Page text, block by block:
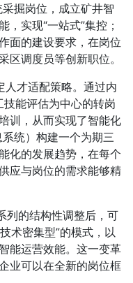
掘岗位，成立矿井智
实现“一站式”集控；
面的建设要求，在岗位
区调度员等创新职位。
人才适配策略。通过内
能评估为中心的转岗
训，从而实现了智能化
统）构建一个为期三
化的发展趋势，在每个
应与岗位的需求能够精
列的结构性调整后，可
术密集型”的模式，以
能运营效能。这一变革
业可以在全新的岗位框